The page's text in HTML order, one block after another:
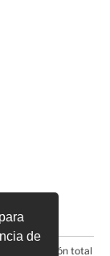
de
reproducción total